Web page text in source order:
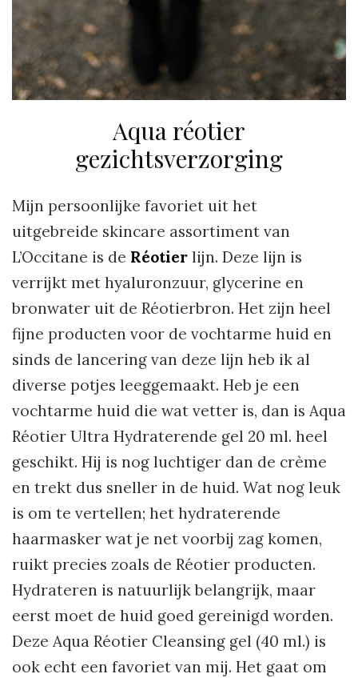
Aqua réotier
gezichtsverzorging
Mijn persoonlijke favoriet uit het
uitgebreide skincare assortiment van
L’Occitane is de Réotier lijn. Deze lijn is
verrijkt met hyaluronzuur, glycerine en
bronwater uit de Réotierbron. Het zijn heel
fijne producten voor de vochtarme huid en
sinds de lancering van deze lijn heb ik al
diverse potjes leeggemaakt. Heb je een
vochtarme huid die wat vetter is, dan is Aqua
Réotier Ultra Hydraterende gel 20 ml. heel
geschikt. Hij is nog luchtiger dan de crème
en trekt dus sneller in de huid. Wat nog leuk
is om te vertellen; het hydraterende
haarmasker wat je net voorbij zag komen,
ruikt precies zoals de Réotier producten.
Hydrateren is natuurlijk belangrijk, maar
eerst moet de huid goed gereinigd worden.
Deze Aqua Réotier Cleansing gel (40 ml.) is
ook echt een favoriet van mij. Het gaat om